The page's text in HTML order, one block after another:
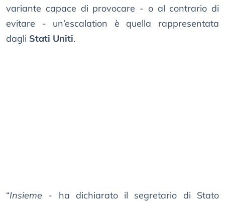
variante capace di provocare - o al contrario di
evitare - un’escalation è quella rappresentata
dagli Stati Uniti.
“Insieme - ha dichiarato il segretario di Stato